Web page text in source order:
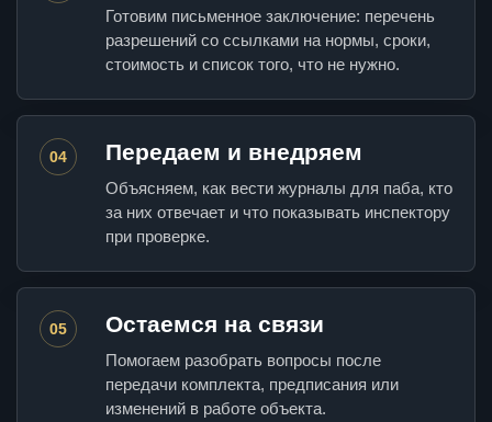
Готовим письменное заключение: перечень
разрешений со ссылками на нормы, сроки,
стоимость и список того, что не нужно.
04 Передаем и внедряем
Объясняем, как вести журналы для паба, кто
за них отвечает и что показывать инспектору
при проверке.
05 Остаемся на связи
Помогаем разобрать вопросы после
передачи комплекта, предписания или
изменений в работе объекта.